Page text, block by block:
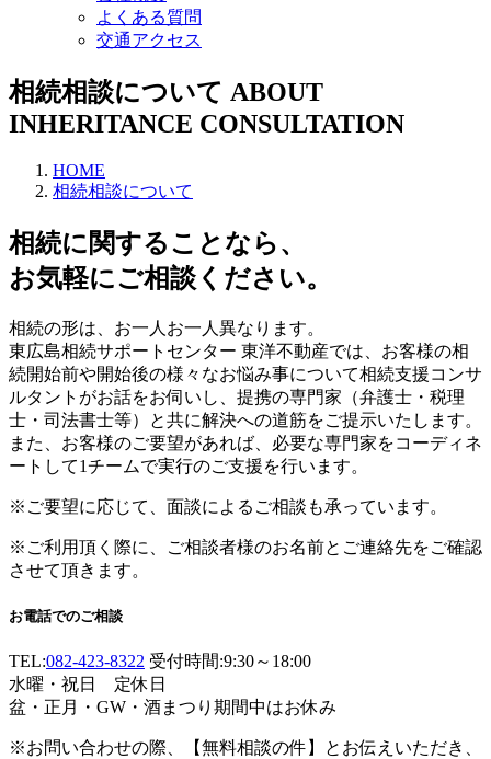
よくある質問
交通アクセス
相続相談について ABOUT
INHERITANCE CONSULTATION
HOME
相続相談について
相続に関することなら、
お気軽にご相談ください。
相続の形は、お一人お一人異なります。
東広島相続サポートセンター 東洋不動産では、お客様の相
続開始前や開始後の様々なお悩み事について相続支援コンサ
ルタントがお話をお伺いし、提携の専門家（弁護士・税理
士・司法書士等）と共に解決への道筋をご提示いたします。
また、お客様のご要望があれば、必要な専門家をコーディネ
ートして1チームで実行のご支援を行います。
※ご要望に応じて、面談によるご相談も承っています。
※ご利用頂く際に、ご相談者様のお名前とご連絡先をご確認
させて頂きます。
お電話でのご相談
TEL:082-423-8322 受付時間:9:30～18:00
水曜・祝日 定休日
盆・正月・GW・酒まつり期間中はお休み
※お問い合わせの際、【無料相談の件】とお伝えいただき、